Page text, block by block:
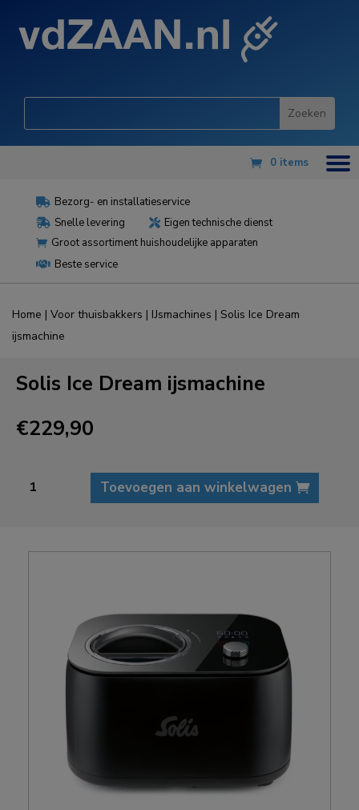
0 items
 Bezorg- en installatieservice
 Snelle levering  Eigen technische dienst
 Groot assortiment huishoudelijke apparaten
 Beste service
Home | Voor thuisbakkers | IJsmachines | Solis Ice Dream
ijsmachine
Solis Ice Dream ijsmachine
€229,90
Ice
Toevoegen aan winkelwagen